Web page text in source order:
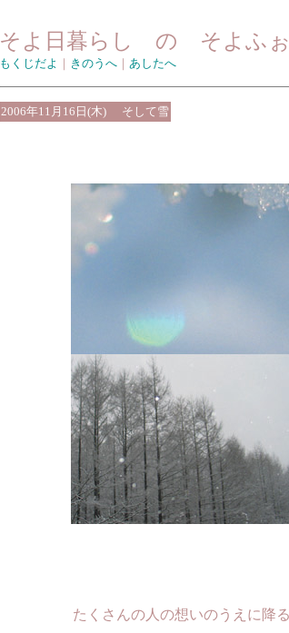
そよ日暮らし の そよふぉ
もくじだよ きのうへ あしたへ
2006年11月16日(木) そして雪
たくさんの人の想いのうえに